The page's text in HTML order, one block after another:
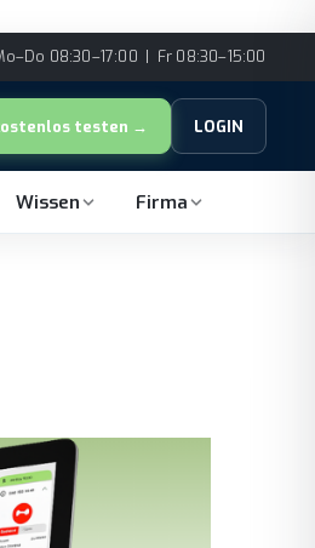
08:30–17:00 | Fr 08:30–15:00
testen → LOGIN
Wissen Firma